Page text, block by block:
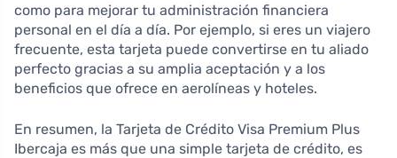
como para mejorar tu administración financiera
personal en el día a día. Por ejemplo, si eres un viajero
frecuente, esta tarjeta puede convertirse en tu aliado
perfecto gracias a su amplia aceptación y a los
beneficios que ofrece en aerolíneas y hoteles.
En resumen, la Tarjeta de Crédito Visa Premium Plus
Ibercaja es más que una simple tarjeta de crédito, es